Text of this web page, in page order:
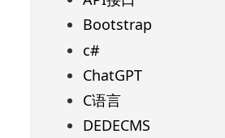
Bootstrap
c#
ChatGPT
C语言
DEDECMS